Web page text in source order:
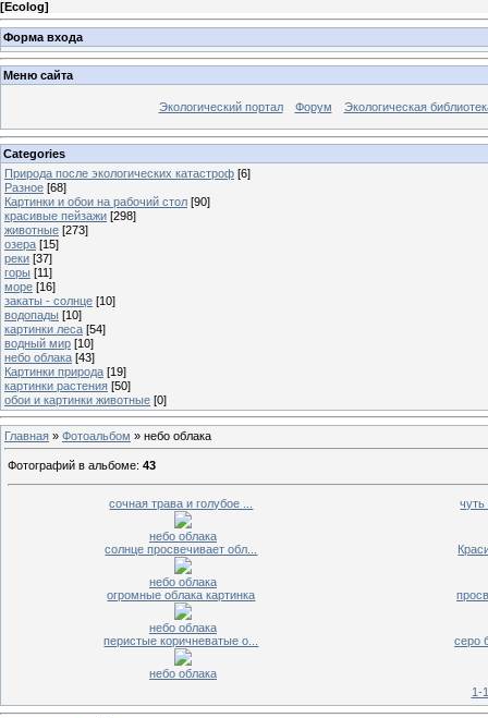
[Ecolog]
Форма входа
Меню сайта
Экологический портал Форум Экологическая
Categories
Природа после экологических катастроф [6]
Разное [68]
Картинки и обои на рабочий стол [90]
красивые пейзажи [298]
животные [273]
озера [15]
реки [37]
горы [11]
море [16]
закаты - солнце [10]
водопады [10]
картинки леса [54]
водный мир [10]
небо облака [43]
Картинки природа [19]
картинки растения [50]
обои и картинки животные [0]
Главная » Фотоальбом » небо облака
Фотографий в альбоме: 43
сочная трава и голубое ...
небо облака
чуть
солнце просвечивает обл...
небо облака
огромные облака картинка
небо облака
перистые коричневатые о...
небо облака
серо
1-